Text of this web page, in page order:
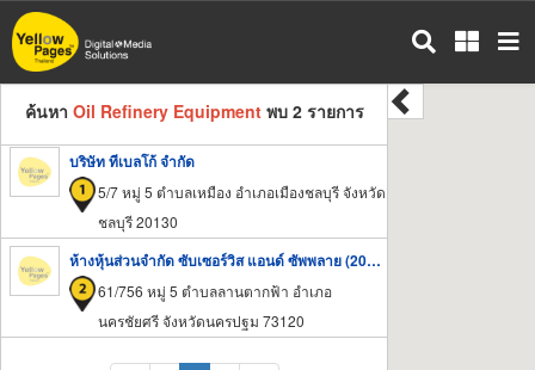
ข้าม
ไป
เนื้อหา
ค้นหา Oil Refinery Equipmentพบ 2 รายการ
บริษัท ทีเบลโก้ จำกัด
5/7 หมู่ 5 ตำบลเหมือง อำเภอเมืองชลบุรี จังหวัด
ชลบุรี 20130
ห้างหุ้นส่วนจำกัด ซับเซอร์วิส แอนด์ ซัพพลาย (2010)
61/756 หมู่ 5 ตำบลลานตากฟ้า อำเภอ
นครชัยศรี จังหวัดนครปฐม 73120